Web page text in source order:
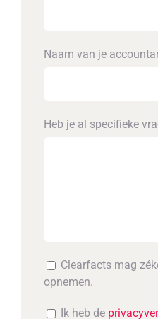
Naam van je
Heb je al specifieke
Clearfacts mag
opnemen.
Ik heb de